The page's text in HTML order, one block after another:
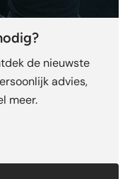
de nieuwste
advies,
meer.